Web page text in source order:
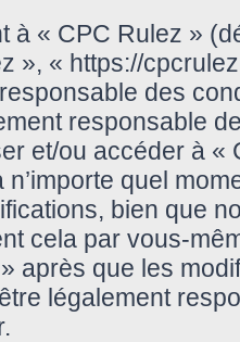
à « CPC Rulez »
», « https://
des
responsable
et/ou accéder à
n’importe quel
bien que
cela par vous-
après que les
légalement